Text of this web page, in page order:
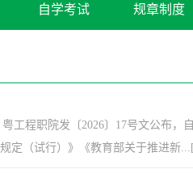
自学考试 规章制度
工程职院发〔2026〕17号文公布，
定（试行）》《教育部关于推进新...[